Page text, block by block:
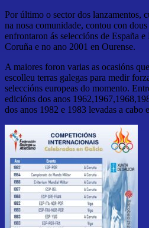
Por último o sector dos lanzamentos,
na nosa comunidade, contou con
enfrontaron ás seleccións de España
Coruña e no ano 2001 en Ourense.
A maiores foron varias as ocasións
escolleu terras galegas para medir
seleccións europeas do momento.
edicións dos anos
dos anos 1982 e 1983 levadas a cabo